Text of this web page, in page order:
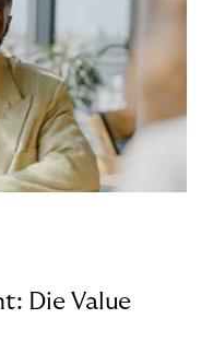
Die Value